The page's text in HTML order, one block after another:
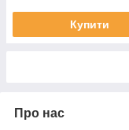
Купити
Про нас